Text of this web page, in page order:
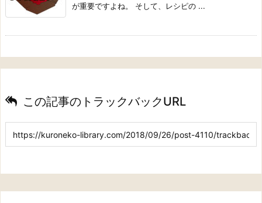
が重要ですよね。 そして、レシピの ...
この記事のトラックバックURL